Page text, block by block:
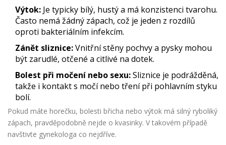
Výtok: Je typicky bílý, hustý a má konzistenci tvarohu.
Často nemá žádný zápach, což je jeden z rozdílů
oproti bakteriálním infekcím.
Zánět sliznice:Vnitřní stěny pochvy a pysky mohou
být zarudlé, otčené a citlivé na dotek.
Bolest při močení nebo sexu:Sliznice je podrážděná,
takže i kontakt s močí nebo tření při pohlavním styku
bolí.
Pokud máte horečku, bolesti břicha nebo výtok má silný ryboliký
zápach, pravděpodobně nejde o kvasinky. V takovém případě
navštivte gynekologa co nejdříve.